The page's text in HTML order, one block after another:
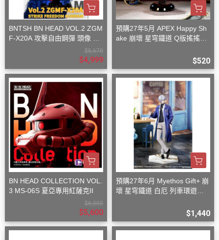
BNTSH BN HEAD VOL.2 ZGM
F-X20A 攻擊自由鋼彈 頭像 53
$5,670
$4,999
預購27年5月 APEX Happy Sh
ake 崩壞 星穹鐵道 Q版搖搖樂
$520
BN HEAD COLLECTION VOL.
3 MS-06S 夏亞專用紅薩克II
$6,000
$5,600
預購27年6月 Myethos Gift+ 崩
壞 星穹鐵道 白厄 列車環遊記V
$1,440